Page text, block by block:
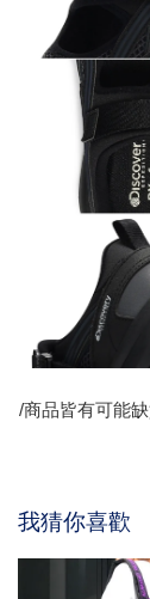
/商品皆有可能
我猜你喜歡